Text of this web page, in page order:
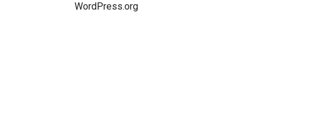
WordPress.org